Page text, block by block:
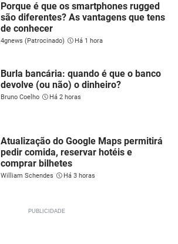
Porque é que os smartphones rugged
são diferentes? As vantagens que tens
de conhecer
4gnews (Patrocinado) Há 1 hora
Burla bancária: quando é que o banco
devolve (ou não) o dinheiro?
Bruno Coelho Há 2 horas
Atualização do Google Maps permitirá
pedir comida, reservar hotéis e
comprar bilhetes
William Schendes Há 3 horas